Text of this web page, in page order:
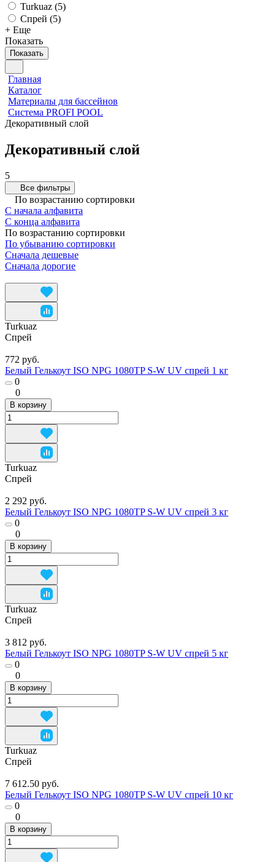
Turkuaz (5)
Спрей (5)
+ Еще
Показать
Показать
Главная
Каталог
Материалы для бассейнов
Система PROFI POOL
Декоративный слой
Декоративный слой
5
Все фильтры
По возрастанию сортировки
С начала алфавита
С конца алфавита
По возрастанию сортировки
По убыванию сортировки
Сначала дешевые
Сначала дорогие
Turkuaz
Спрей
772 руб.
Белый Гелькоут ISO NPG 1080TP S-W UV спрей 1 кг
0
0
В корзину
Turkuaz
Спрей
2 292 руб.
Белый Гелькоут ISO NPG 1080TP S-W UV спрей 3 кг
0
0
В корзину
Turkuaz
Спрей
3 812 руб.
Белый Гелькоут ISO NPG 1080TP S-W UV спрей 5 кг
0
0
В корзину
Turkuaz
Спрей
7 612.50 руб.
Белый Гелькоут ISO NPG 1080TP S-W UV спрей 10 кг
0
0
В корзину